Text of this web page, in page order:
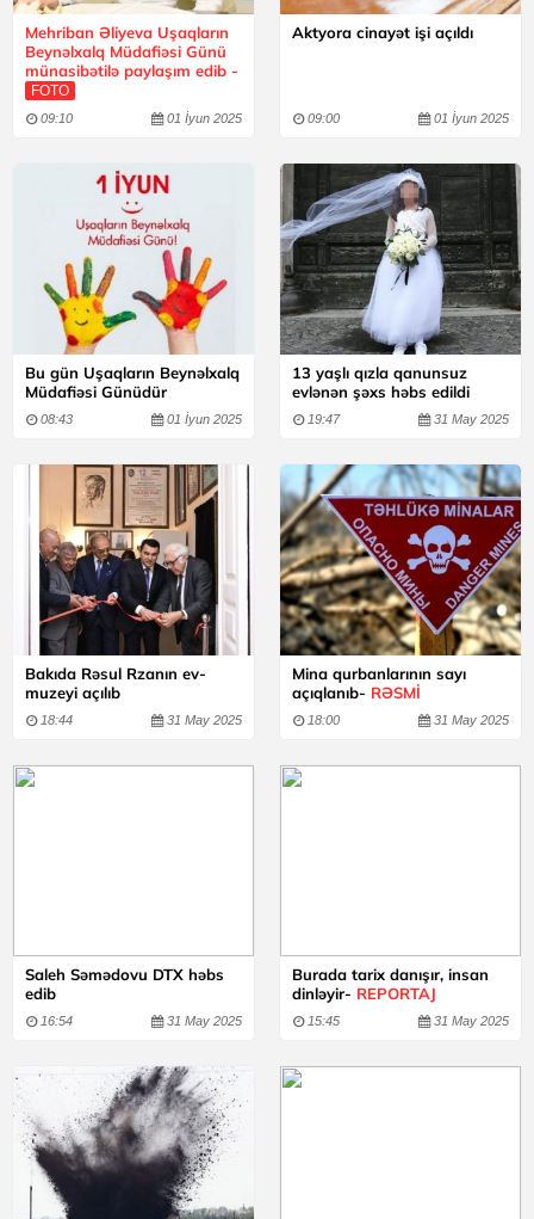
Mehriban Əliyeva Uşaqların
Beynəlxalq Müdafiəsi Günü
münasibətilə paylaşım edib -
FOTO
09:10 01 İyun 2025
Aktyora cinayət işi açıldı
09:00 01 İyun 2025
Bu gün Uşaqların Beynəlxalq
Müdafiəsi Günüdür
08:43 01 İyun 2025
13 yaşlı qızla qanunsuz
evlənən şəxs həbs edildi
19:47 31 May 2025
Bakıda Rəsul Rzanın ev-
muzeyi açılıb
18:44 31 May 2025
Mina qurbanlarının sayı
açıqlanıb- RƏSMİ
18:00 31 May 2025
Saleh Səmədovu DTX həbs
edib
16:54 31 May 2025
Burada tarix danışır, insan
dinləyir- REPORTAJ
15:45 31 May 2025